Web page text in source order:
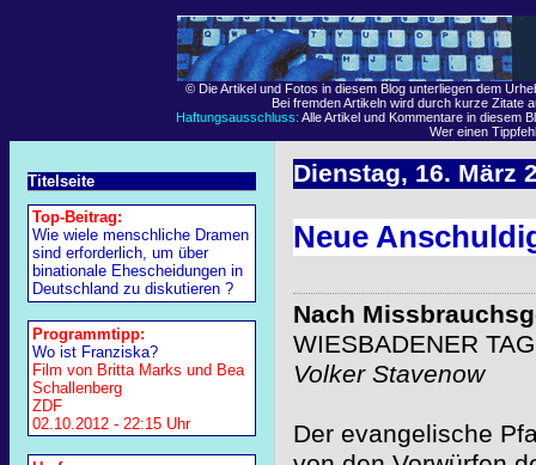
© Die Artikel und Fotos in diesem Blog unterliegen dem
Bei fremden Artikeln wird durch kurze Zitate
Haftungsausschluss: Alle Artikel und Kommentare in diesem
Wer einen
Titelseite
Top-Beitrag:
Wie wiele menschliche Dramen
sind erforderlich, um über
binationale Ehescheidungen in
Deutschland zu diskutieren ?
Programmtipp:
Wo ist Franziska?
Film von Britta Marks und Bea
Schallenberg
ZDF
02.10.2012 - 22:15 Uhr
Dienstag, 16. März
Neue
Nach
WIESBADENER
Volker Stavenow
Der evangelische